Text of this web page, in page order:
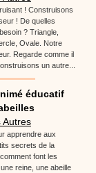
! Construisons
! De quelles
? Triangle,
Ovale. Notre
Regarde comme il
un autre...
éducatif
Autres
apprendre aux
secrets de la
font les
reine, une abeille